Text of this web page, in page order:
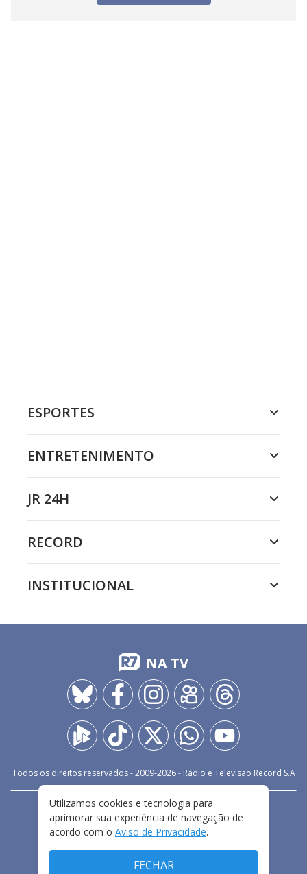
ESPORTES
ENTRETENIMENTO
JR 24H
RECORD
INSTITUCIONAL
NA TV
Todos os direitos reservados - 2009-2026- Rádio e Televisão Record S.A
FALE CONOSCO
PRIVACIDADE
TERMOS E CONDIÇÕES DE USO
Utilizamos cookies e tecnologia para
aprimorar sua experiência de navegação de
acordo com o Aviso de Privacidade.
FECHAR